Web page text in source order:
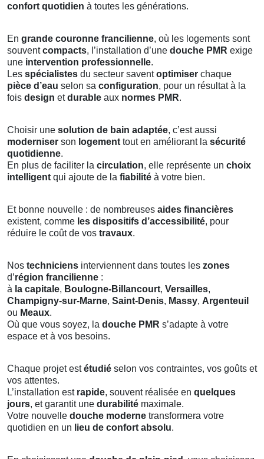
confort quotidien à toutes les générations.
En grande couronne francilienne, où les logements sont
souventcompacts, l’installation d’une douche PMR exige
une intervention professionnelle.
Les spécialistes du secteur saventoptimiser chaque
pièce d’eau selon sa configuration, pour un résultat à la
fois design etdurable aux normes PMR.
Choisir une solution de bain adaptée, c’est aussi
moderniser son logement tout en améliorant la sécurité
quotidienne.
En plus de faciliter la circulation, elle représente un choix
intelligent qui ajoute de la fiabilité à votre bien.
Et bonne nouvelle : de nombreuses aides financières
existent, comme les dispositifs d’accessibilité, pour
réduire le coût de vos travaux.
Nos techniciens interviennent dans toutes les zones
d’région francilienne :
à la capitale, Boulogne-Billancourt, Versailles,
Champigny-sur-Marne, Saint-Denis, Massy, Argenteuil
ou Meaux.
Où que vous soyez, la douche PMR s’adapte à votre
espace et à vos besoins.
Chaque projet estétudié selon vos contraintes, vos goûts et
vos attentes.
L’installation est rapide, souvent réalisée en quelques
jours, et garantit une durabilité maximale.
Votre nouvelle douche moderne transformera votre
quotidien en un lieu de confort absolu.